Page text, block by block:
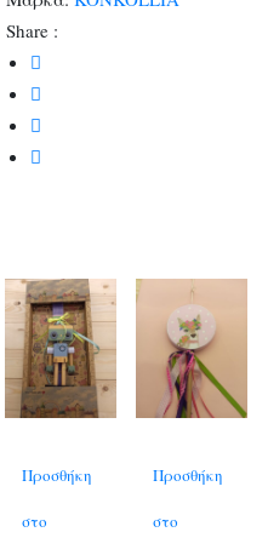
Share :
Προσθήκη
στο
Προσθήκη
στο